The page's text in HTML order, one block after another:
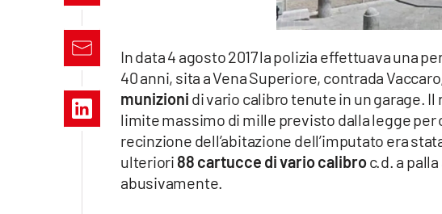
lacapitalenews.it
In data 4 agosto 2017 la polizia effettuava una
40 anni, sita a Vena Superiore, contrada
munizioni di vario calibro tenute in un garage.
limite massimo di mille previsto dalla legge per
recinzione dell’abitazione dell’imputato era
ulteriori 88 cartucce di vario calibroc.d. a
abusivamente.